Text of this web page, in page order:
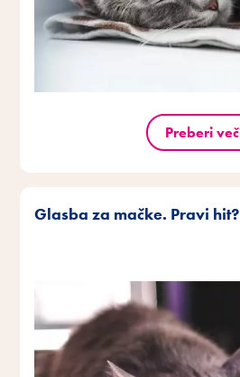
Preberi več
Glasba za mačke. Pravi hit?